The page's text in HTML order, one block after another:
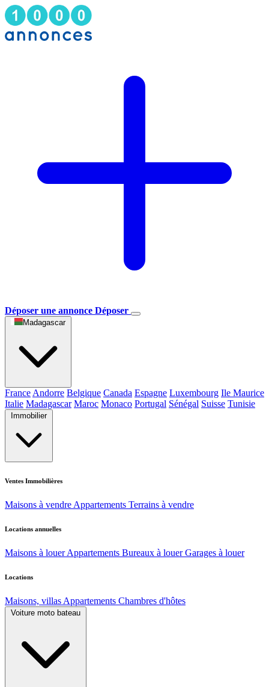
Déposer une annonce Déposer
Madagascar
France Andorre Belgique Canada Espagne Luxembourg Ile Maurice
Italie Madagascar Maroc Monaco Portugal Sénégal Suisse Tunisie
Immobilier
Ventes Immobilières
Maisons à vendre Appartements Terrains à vendre
Locations annuelles
Maisons à louer Appartements Bureaux à louer Garages à louer
Locations
Maisons, villas Appartements Chambres d'hôtes
Voiture moto bateau